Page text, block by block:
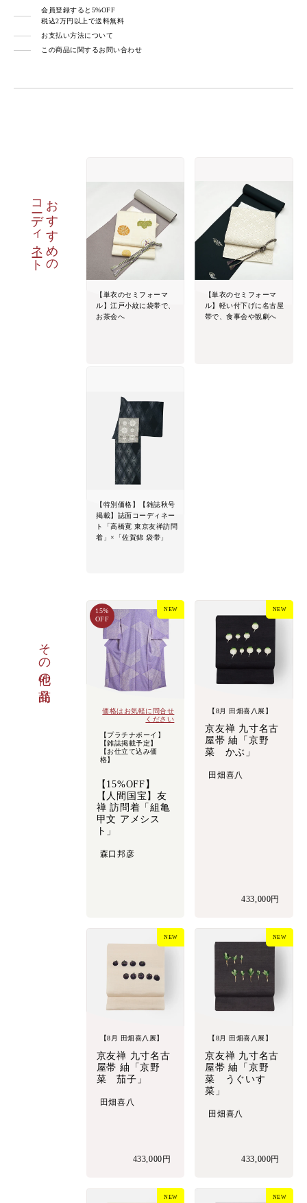
会員登録すると5%OFF
税込2万円以上で送料無料
お支払い方法について
この商品に関するお問い合わせ
おすすめの
コーディネート
【単衣のセミフォーマ
ル】江戸小紋に袋帯で、
お茶会へ
【単衣のセミフォーマ
ル】軽い付下げに名古屋
帯で、食事会や観劇へ
【特別価格】【雑誌秋号
掲載】誌面コーディネー
ト「高橋寛 東京友禅訪問
着」×「佐賀錦 袋帯」
その他の商品
価格はお気軽に問合せ
ください
【プラチナボーイ】
【雑誌掲載予定】
【お仕立て込み価
格】
【15%OFF】
【人間国宝】友
禅 訪問着「組亀
甲文 アメシス
ト」
森口邦彦
NEW
15%
OFF
【8月 田畑喜八展】
京友禅 九寸名古
屋帯 紬「京野
菜 かぶ」
田畑喜八
433,000円
NEW
【8月 田畑喜八展】
京友禅 九寸名古
屋帯 紬「京野
菜 茄子」
田畑喜八
433,000円
NEW
【8月 田畑喜八展】
京友禅 九寸名古
屋帯 紬「京野
菜 うぐいす
菜」
田畑喜八
433,000円
NEW
NEW NEW